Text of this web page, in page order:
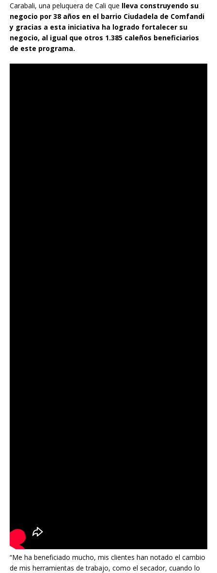
Carabali, una peluquera de Cali que lleva construyendo su
negocio por 38 años en el barrio Ciudadela de Comfandi
y gracias a esta iniciativa ha logrado fortalecer su
negocio, al igual que otros 1.385 caleños beneficiarios
de este programa.
“Me ha beneficiado mucho, mis clientes han notado el cambio
de mis herramientas de trabajo, como el secador, cuando lo